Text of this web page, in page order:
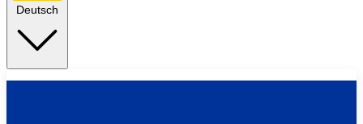
Deutsch